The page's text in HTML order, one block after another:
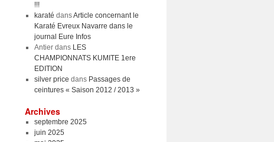
!!!
karaté dansArticle concernant le
Karaté Evreux Navarre dans le
journal Eure Infos
Antierdans LES
CHAMPIONNATS KUMITE 1ere
EDITION
silver price dans Passages de
ceintures « Saison 2012 / 2013 »
Archives
septembre 2025
juin 2025